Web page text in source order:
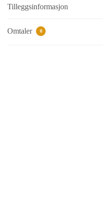
Tilleggsinformasjon
Omtaler 0